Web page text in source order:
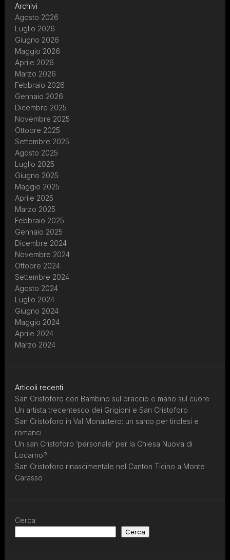
Archivi
Agosto 2026
Luglio 2026
Giugno 2026
Maggio 2026
Aprile 2026
Marzo 2026
Febbraio 2026
Gennaio 2026
Dicembre 2025
Novembre 2025
Ottobre 2025
Settembre 2025
Agosto 2025
Luglio 2025
Giugno 2025
Maggio 2025
Aprile 2025
Marzo 2025
Febbraio 2025
Gennaio 2025
Dicembre 2024
Novembre 2024
Ottobre 2024
Settembre 2024
Agosto 2024
Luglio 2024
Giugno 2024
Maggio 2024
Aprile 2024
Marzo 2024
Articoli recenti
San Cristoforo con Bambino sul braccio e mano sul cuore
Un artista trecentesco dei Grigioni e San Cristoforo
San Cristoforo in Val Monastero: un santo per tirolesi e
romanci
Un san Cristoforo ‘personale’ per la Chiesa Nuova di
Locarno?
San Cristoforo rinascimentale nel Canton Ticino a Monte
Carasso
Cerca
Cerca